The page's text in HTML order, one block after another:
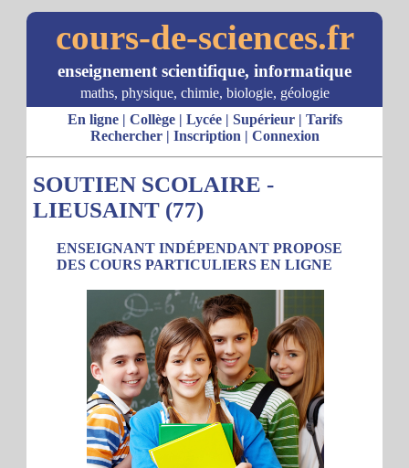
cours-de-sciences.fr
enseignement scientifique, informatique
maths, physique, chimie, biologie, géologie
En ligne| Collège| Lycée| Supérieur| Tarifs
Rechercher| Inscription | Connexion
SOUTIEN SCOLAIRE -
LIEUSAINT (77)
ENSEIGNANT INDÉPENDANT PROPOSE
DES COURS PARTICULIERS EN LIGNE